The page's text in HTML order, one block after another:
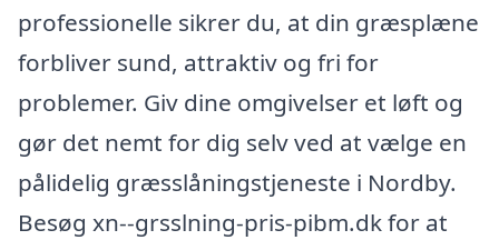
professionelle sikrer du, at din græsplæne
forbliver sund, attraktiv og fri for
problemer. Giv dine omgivelser et løft og
gør det nemt for dig selv ved at vælge en
pålidelig græsslåningstjeneste i Nordby.
Besøg xn--grsslning-pris-pibm.dk for at